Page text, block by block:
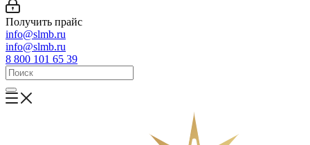
Получить прайс
info@slmb.ru
info@slmb.ru
8 800 101 65 39